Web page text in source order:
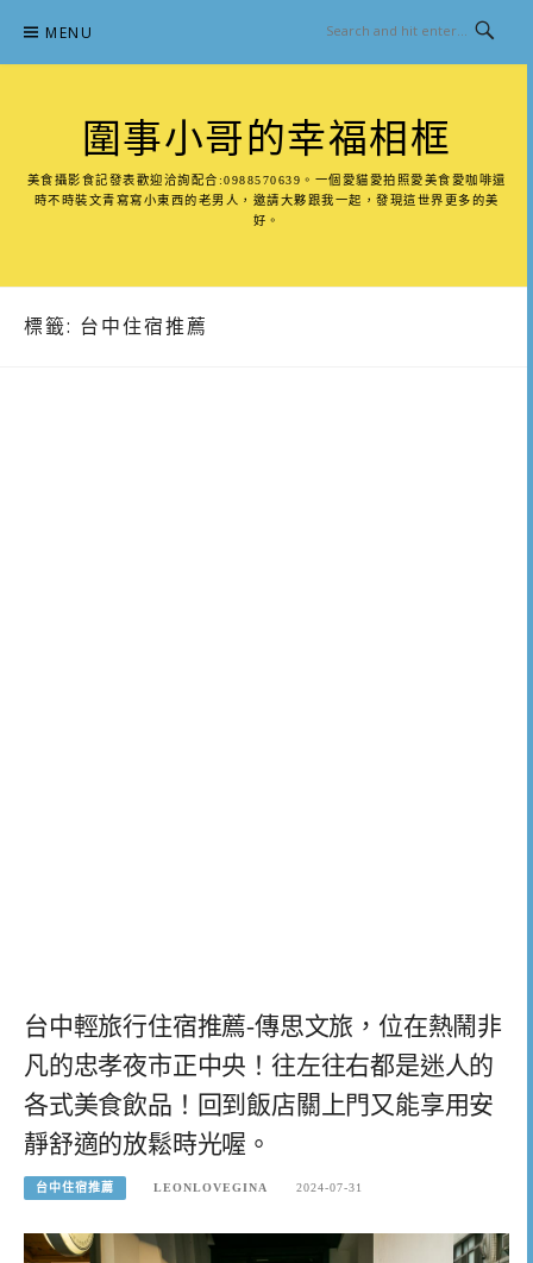
content
MENU
圍事小哥的幸福相框
美食攝影食記發表歡迎洽詢配合:0988570639。一個愛貓愛拍照愛美食愛咖啡還
時不時裝文青寫寫小東西的老男人，邀請大夥跟我一起，發現這世界更多的美
好。
標籤: 台中住宿推薦
台中輕旅行住宿推薦-傳思文旅，位在熱鬧非
凡的忠孝夜市正中央！往左往右都是迷人的
各式美食飲品！回到飯店關上門又能享用安
靜舒適的放鬆時光喔。
台中住宿推薦 LEONLOVEGINA 2024-07-31